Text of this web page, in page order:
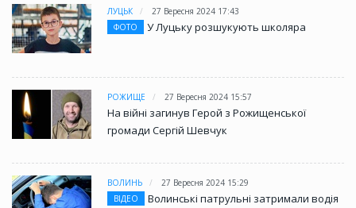
ЛУЦЬК
27 Вересня 2024 17:43
ФОТО
У Луцьку розшукують школяра
РОЖИЩЕ 27 Вересня 2024 15:57
На війні загинув Герой з Рожищенської
громади Сергій Шевчук
ВОЛИНЬ
27 Вересня 2024 15:29
ВІДЕО
Волинські патрульні затримали водія